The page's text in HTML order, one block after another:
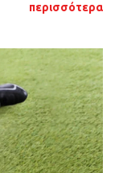
περισσότερα